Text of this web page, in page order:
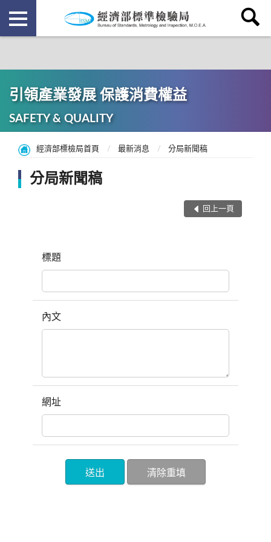
引領產業發展 保護消費權益
SAFETY & QUALITY
經濟部標檢局首頁 最新消息 分局新聞稿
分局新聞稿
回上一頁
標題
內文
網址